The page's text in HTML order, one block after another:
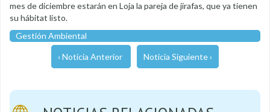
mes de diciembre estarán en Loja la pareja de jirafas, que ya tienen
su hábitat listo.
Gestión Ambiental
‹ Noticia Anterior Noticia Siguiente ›